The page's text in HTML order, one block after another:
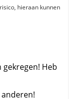
hieraan kunnen
Heb